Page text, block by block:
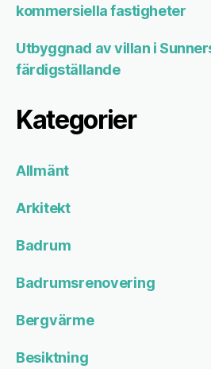
kommersiella fastigheter
Utbyggnad av villan i
färdigställande
Kategorier
Allmänt
Arkitekt
Badrum
Badrumsrenovering
Bergvärme
Besiktning